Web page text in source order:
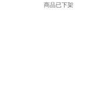
商品已下架